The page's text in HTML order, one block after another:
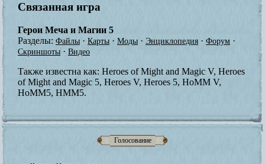
Голосование
Связанная игра
Герои Меча и Магии 5
Разделы: Файлы · Карты · Моды · Энциклопедия · Форум ·
Скриншоты · Видео
Также известна как: Heroes of Might and Magic V, Heroes
of Might and Magic 5, Heroes V, Heroes 5, HoMM V,
HoMM5, HMM5.